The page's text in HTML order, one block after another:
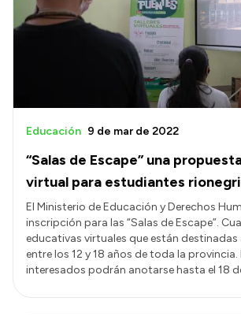
Transparencia
Compras y licitaciones
Consulta de pago a proveedores
Convocatorias
Intranet
Login
“Salas de Escape” una
virtual para estudiantes
Educación 9 de mar de 2022
El Ministerio de Educación y Derechos
inscripción para las “Salas de Escape”.
educativas virtuales que están destinadas
entre los 12 y 18 años de toda la provincia.
interesados podrán anotarse hasta el 18